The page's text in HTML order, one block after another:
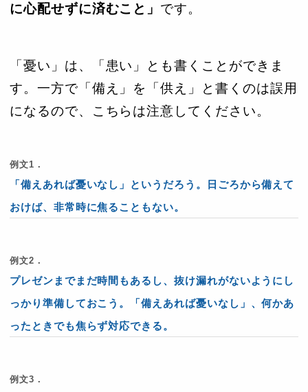
に心配せずに済むこと」 です。
「憂い」は、「患い」とも書くことができま
す。一方で「備え」を「供え」と書くのは誤用
になるので、こちらは注意してください。
例文1．
「備えあれば憂いなし」というだろう。日ごろから備えて
おけば、非常時に焦ることもない。
例文2．
プレゼンまでまだ時間もあるし、抜け漏れがないようにし
っかり準備しておこう。「備えあれば憂いなし」、何かあ
ったときでも焦らず対応できる。
例文3．